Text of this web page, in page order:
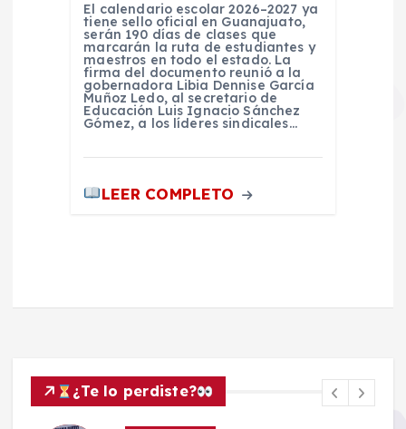
El calendario escolar 2026–2027 ya
tiene sello oficial en Guanajuato,
serán 190 días de clases que
marcarán la ruta de estudiantes y
maestros en todo el estado. La
firma del documento reunió a la
gobernadora Libia Dennise García
Muñoz Ledo, al secretario de
Educación Luis Ignacio Sánchez
Gómez, a los líderes sindicales…
LEER COMPLETO
¿Te lo perdiste?